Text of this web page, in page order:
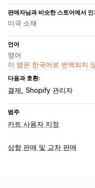
판매자님과 비슷한 스토어에서 인
미국 소재
언어
영어
이 앱은 한국어로 번역되지
다음과 호환:
결제 Shopify 관리자
범주
카트 사용자 지정
상향 판매
상향 판매 및 교차 판매